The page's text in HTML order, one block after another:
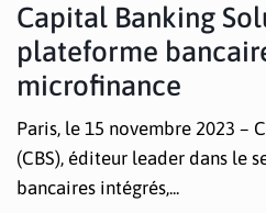
Capital Banking
plateforme
microfinance
Paris, le 15 novembre 2023 –
(CBS), éditeur leader dans le
bancaires intégrés,...